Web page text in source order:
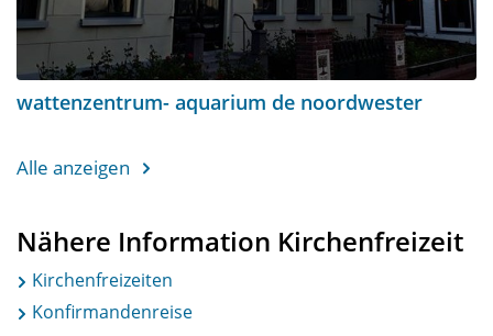
wattenzentrum- aquarium de noordwester
Alle anzeigen
Nähere Information Kirchenfreizeit
Kirchenfreizeiten
Konfirmandenreise